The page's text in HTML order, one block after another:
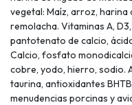
vegetal: Maíz, arroz, harina
remolacha. Vitaminas A, D3,
pantotenato de calcio,
Calcio, fosfato
cobre, yodo, hierro, sodio.
taurina, antioxidantes
menudencias porcinas y